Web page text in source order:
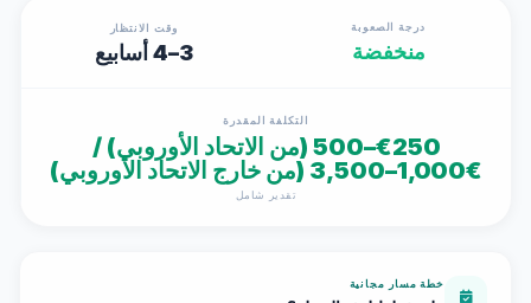
درجة الصعوبة
منخفضة
وقت الانتظار
3–4 أسابيع
التكلفة المقدرة
€250–500 (من الاتحاد الأوروبي) /
€1,000–3,500 (من خارج الاتحاد الأوروبي)
تقدير شامل
خطة مسار مجانية